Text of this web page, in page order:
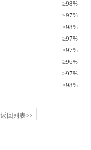
≥98%
≥97%
≥98%
≥97%
≥97%
≥96%
≥97%
≥98%
返回列表>>